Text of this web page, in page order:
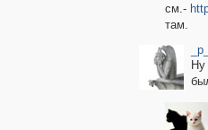
см.-
там.
Ну